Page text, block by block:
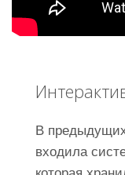
В
входила